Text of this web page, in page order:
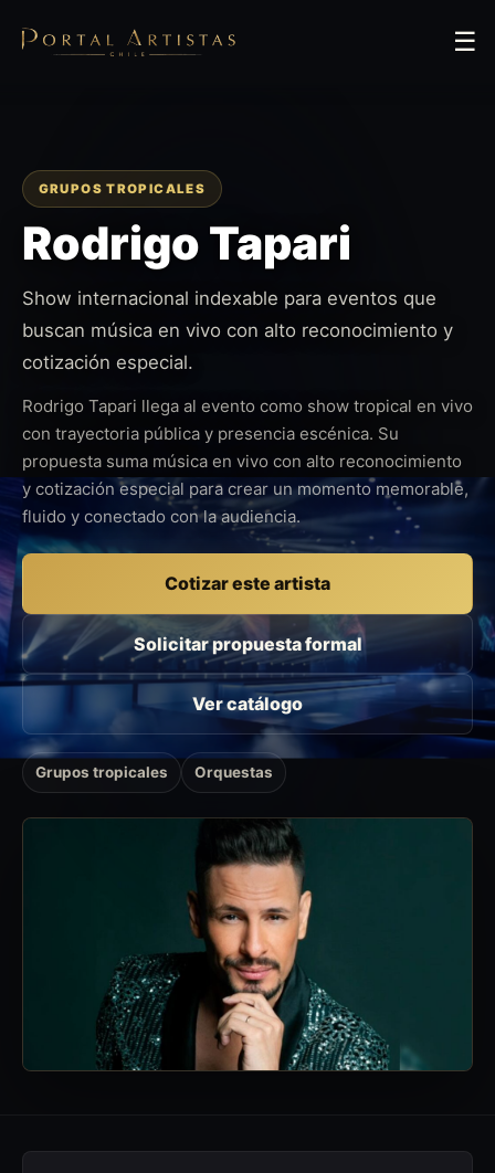
☰
GRUPOS TROPICALES
Rodrigo Tapari
Show internacional indexable para eventos que
buscan música en vivo con alto reconocimiento y
cotización especial.
Rodrigo Tapari llega al evento como show tropical en vivo
con trayectoria pública y presencia escénica. Su
propuesta suma música en vivo con alto reconocimiento
y cotización especial para crear un momento memorable,
fluido y conectado con la audiencia.
Cotizar este artista
Solicitar propuesta formal
Ver catálogo
Grupos tropicales Orquestas